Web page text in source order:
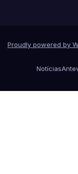
Proudly powered by
Notícias